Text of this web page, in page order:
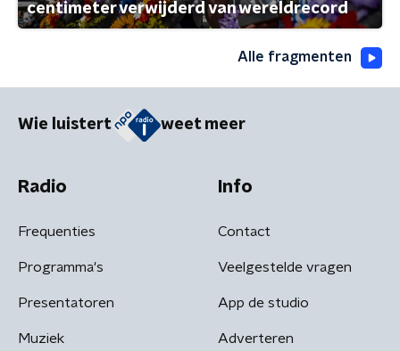
centimeter verwijderd van wereldrecord
Alle fragmenten
Wie luistert weet meer
Radio
Frequenties
Programma's
Presentatoren
Muziek
Info
Contact
Veelgestelde vragen
App de studio
Adverteren